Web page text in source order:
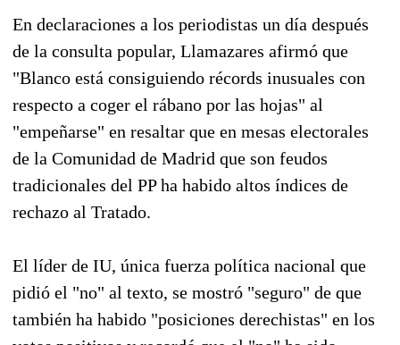
En declaraciones a los periodistas un día después
de la consulta popular, Llamazares afirmó que
"Blanco está consiguiendo récords inusuales con
respecto a coger el rábano por las hojas" al
"empeñarse" en resaltar que en mesas electorales
de la Comunidad de Madrid que son feudos
tradicionales del PP ha habido altos índices de
rechazo al Tratado.
El líder de IU, única fuerza política nacional que
pidió el "no" al texto, se mostró "seguro" de que
también ha habido "posiciones derechistas" en los